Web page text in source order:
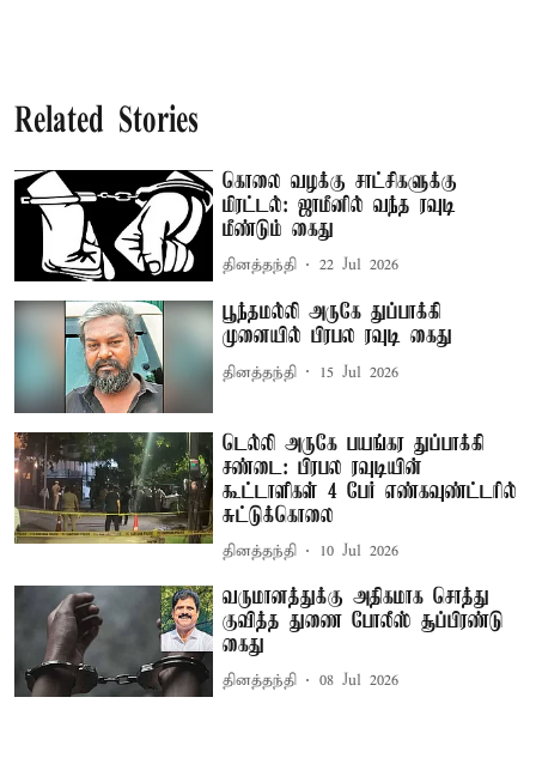
Related Stories
கொலை வழக்கு சாட்சிகளுக்கு
மிரட்டல்: ஜாமீனில் வந்த ரவுடி
மீண்டும் கைது
தினத்தந்தி 22 Jul 2026
பூந்தமல்லி அருகே துப்பாக்கி
முனையில் பிரபல ரவுடி கைது
தினத்தந்தி 15 Jul 2026
டெல்லி அருகே பயங்கர துப்பாக்கி
சண்டை: பிரபல ரவுடியின்
கூட்டாளிகள் 4 பேர் எண்கவுண்ட்டரில்
சுட்டுக்கொலை
தினத்தந்தி 10 Jul 2026
வருமானத்துக்கு அதிகமாக சொத்து
குவித்த துணை போலீஸ் சூப்பிரண்டு
கைது
தினத்தந்தி 08 Jul 2026